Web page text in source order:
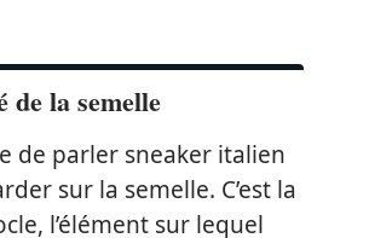
de la semelle
de parler sneaker italien
sur la semelle. C’est la
l’élément sur lequel